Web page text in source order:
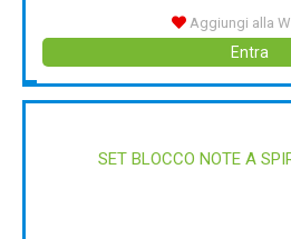
Aggiungi alla
Entra
SET BLOCCO NOTE A